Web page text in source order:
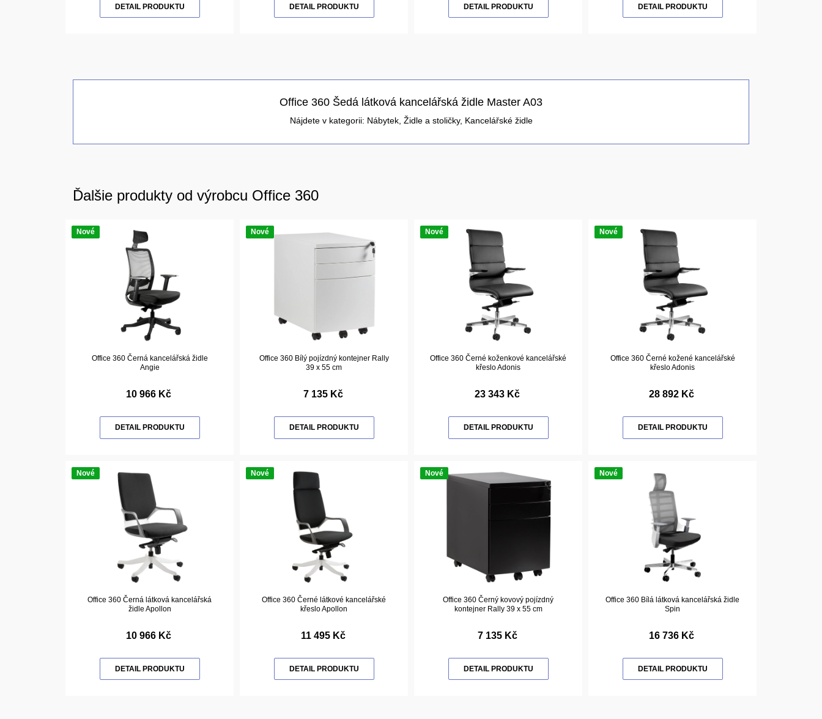
DETAIL PRODUKTU DETAIL PRODUKTU DETAIL PRODUKTU DETAIL PRODUKTU
Office 360 Šedá látková kancelářská židle Master A03
Nájdete v kategorii: Nábytek, Židle a stoličky, Kancelářské židle
Ďalšie produkty od výrobcu Office 360
Nové
Office 360 Černá kancelářská židle
Angie
10 966 Kč
DETAIL PRODUKTU
Nové
Office 360 Bílý pojízdný kontejner Rally
39 x 55 cm
7 135 Kč
DETAIL PRODUKTU
Nové
Office 360 Černé koženkové kancelářské
křeslo Adonis
23 343 Kč
DETAIL PRODUKTU
Nové
Office 360 Černé kožené kancelářské
křeslo Adonis
28 892 Kč
DETAIL PRODUKTU
Nové
Office 360 Černá látková kancelářská
židle Apollon
10 966 Kč
DETAIL PRODUKTU
Nové
Office 360 Černé látkové kancelářské
křeslo Apollon
11 495 Kč
DETAIL PRODUKTU
Nové
Office 360 Černý kovový pojízdný
kontejner Rally 39 x 55 cm
7 135 Kč
DETAIL PRODUKTU
Nové
Office 360 Bílá látková kancelářská židle
Spin
16 736 Kč
DETAIL PRODUKTU